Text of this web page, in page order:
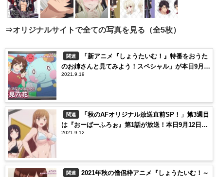
⇒オリジナルサイトで全ての写真を見る（全5枚）
関連
「新アニメ『しょうたいむ！』特番をおうた
のお姉さんと見てみよう！スペシャル」が本日9月
19日25時から放送！
2021.9.19
関連
「秋のAFオリジナル放送直前SP！」第3週目
は『おーばーふろぉ』第1話が放送！本日9月12日25
時から
2021.9.12
関連
​​2021年秋の僧侶枠アニメ『​しょうたいむ！～